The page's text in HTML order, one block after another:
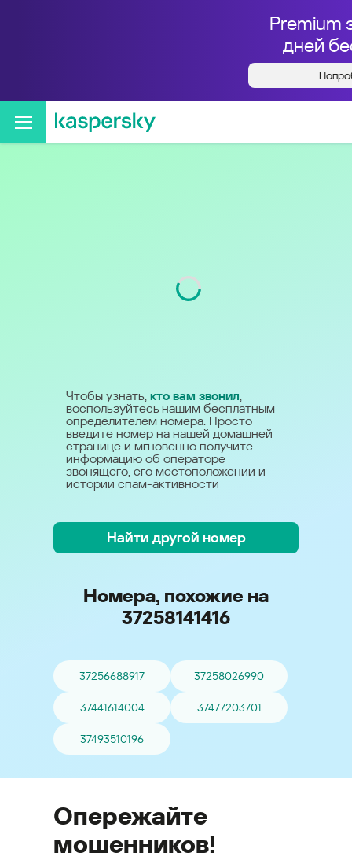
Premium
дней
Кто звонил с номера
37258141416
Чтобы узнать, кто вам звонил,
воспользуйтесь нашим бесплатным
определителем номера. Просто
введите номер на нашей домашней
странице и мгновенно получите
информацию об операторе
звонящего, его местоположении и
истории спам-активности
Найти другой номер
Номера, похожие на
37258141416
37256688917 37258026990
37441614004 37477203701
37493510196
Опережайте
мошенников!